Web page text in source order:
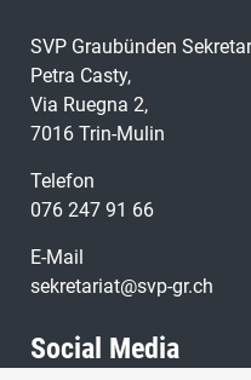
SVP Graubünden
Petra Casty,
Via Ruegna 2,
7016 Trin-Mulin
Telefon
076 247 91 66
E-Mail
sekretariat@svp-gr.ch
Social Media